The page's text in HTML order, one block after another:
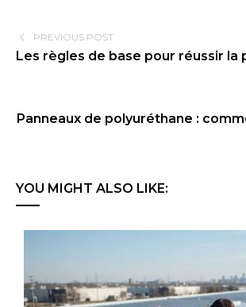
PREVIOUS POST
Les règles de base pour réussir la
Panneaux de polyuréthane :
YOU MIGHT ALSO LIKE: